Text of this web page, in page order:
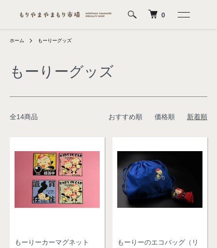
0
ホーム もーりーグッズ
もーりーグッズ
全14商品 おすすめ順 価格順 新着順
もーりーカーマグネット
もーりーのエコバッグ（リ